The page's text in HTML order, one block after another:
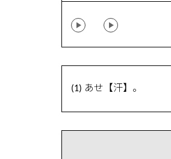
(1) あせ【汗】。